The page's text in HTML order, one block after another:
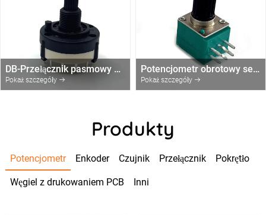
DB-Przełącznik pasmowy RS26 KQ 1,2,3,4-biegunowy z 2/3/4/6/Przełącznik obrotowy 12 pozycji bez końca-zatrzymywać się
Pokaż szczegóły
Potencjometr obrotowy serii RV091
Pokaż szczegóły
Produkty
Potencjometr Enkoder Czujnik Przełącznik Pokrętło
Węgiel z drukowaniem PCB Inni